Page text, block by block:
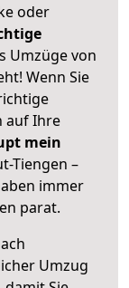
oder
Umzüge von
Wenn Sie
auf Ihre
mein
Tiengen –
immer
parat.
Umzug